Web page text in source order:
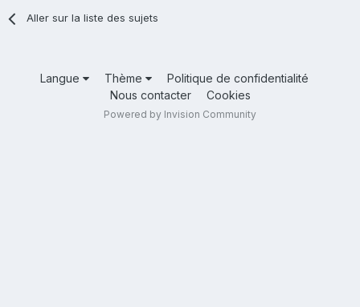
Aller sur la liste des sujets
Langue Thème
Politique de confidentialité
Nous contacter
Cookies
Powered by Invision Community